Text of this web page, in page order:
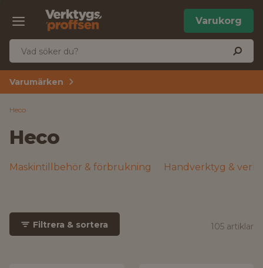
Varukorg
Varumärken
Heco
Heco
Maskintillbehör & förbrukning Handverktyg &
Filtrera & sortera 105 artiklar